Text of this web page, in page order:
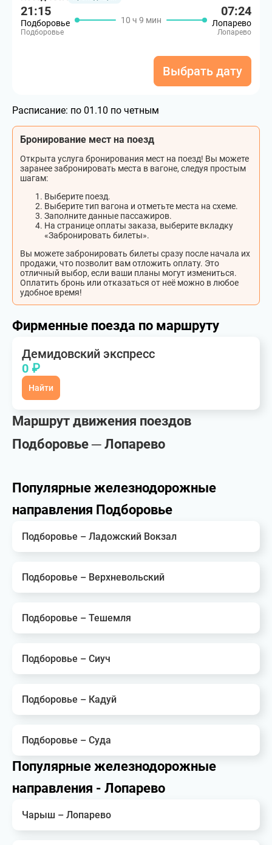
21:15
Подборовье
Подборовье
10 ч 9 мин
07:24
Лопарево
Лопарево
Выбрать дату
Расписание: по 01.10 по четным
Бронирование мест на поезд
Открыта услуга бронирования мест на поезд! Вы можете
заранее забронировать места в вагоне, следуя простым
шагам:
Выберите поезд.
Выберите тип вагона и отметьте места на схеме.
Заполните данные пассажиров.
На странице оплаты заказа, выберите вкладку
«Забронировать билеты».
Вы можете забронировать билеты сразу после начала их
продажи, что позволит вам отложить оплату. Это
отличный выбор, если ваши планы могут измениться.
Оплатить бронь или отказаться от неё можно в любое
удобное время!
Фирменные поезда по маршруту
Демидовский экспресс
0 ₽
Найти
Маршрут движения поездов
Подборовье ─ Лопарево
Популярные железнодорожные
направления Подборовье
Подборовье – Ладожский Вокзал
Подборовье – Верхневольский
Подборовье – Тешемля
Подборовье – Сиуч
Подборовье – Кадуй
Подборовье – Суда
Популярные железнодорожные
направления - Лопарево
Чарыш – Лопарево